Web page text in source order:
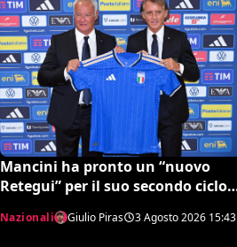
Mancini ha pronto un “nuovo
Retegui” per il suo secondo ciclo
azzurro? Chi è Modica
Nazionali Giulio Piras 3 Agosto 2026 15:43